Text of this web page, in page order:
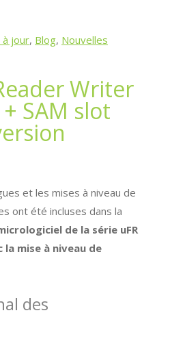
jour, Blog, Nouvelles
Writer
SAM slot
et les mises à niveau de
ont été incluses dans la
de la série uFR
mise à niveau de
des